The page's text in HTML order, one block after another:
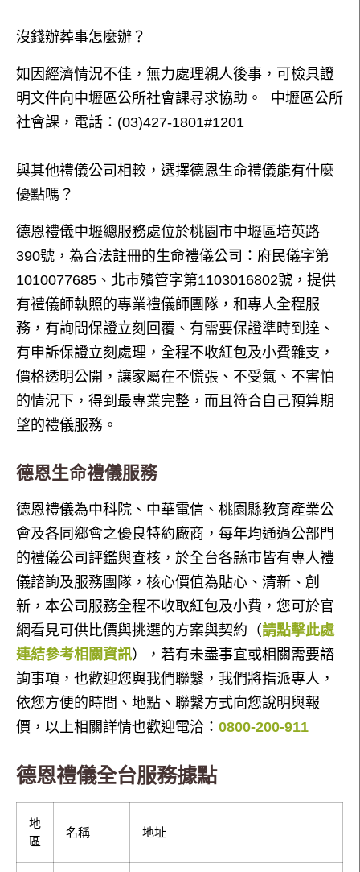
沒錢辦葬事怎麼辦？
如因經濟情況不佳，無力處理親人後事，可檢具證
明文件向中壢區公所社會課尋求協助。 中壢區公所
社會課，電話：(03)427-1801#1201
與其他禮儀公司相較，選擇德恩生命禮儀能有什麼
優點嗎？
德恩禮儀中壢總服務處位於桃園市中壢區培英路
390號，為合法註冊的生命禮儀公司：府民儀字第
1010077685、北市殯管字第1103016802號，提供
有禮儀師執照的專業禮儀師團隊，和專人全程服
務，有詢問保證立刻回覆、有需要保證準時到達、
有申訴保證立刻處理，全程不收紅包及小費雜支，
價格透明公開，讓家屬在不慌張、不受氣、不害怕
的情況下，得到最專業完整，而且符合自己預算期
望的禮儀服務。
德恩生命禮儀服務
德恩禮儀為中科院、中華電信、桃園縣教育產業公
會及各同鄉會之優良特約廠商，每年均通過公部門
的禮儀公司評鑑與查核，於全台各縣市皆有專人禮
儀諮詢及服務團隊，核心價值為貼心、清新、創
新，本公司服務全程不收取紅包及小費，您可於官
網看見可供比價與挑選的方案與契約（請點擊此處
連結參考相關資訊），若有未盡事宜或相關需要諮
詢事項，也歡迎您與我們聯繫，我們將指派專人，
依您方便的時間、地點、聯繫方式向您說明與報
價，以上相關詳情也歡迎電洽： 0800-200-911
德恩禮儀全台服務據點
地
區
名稱 地址